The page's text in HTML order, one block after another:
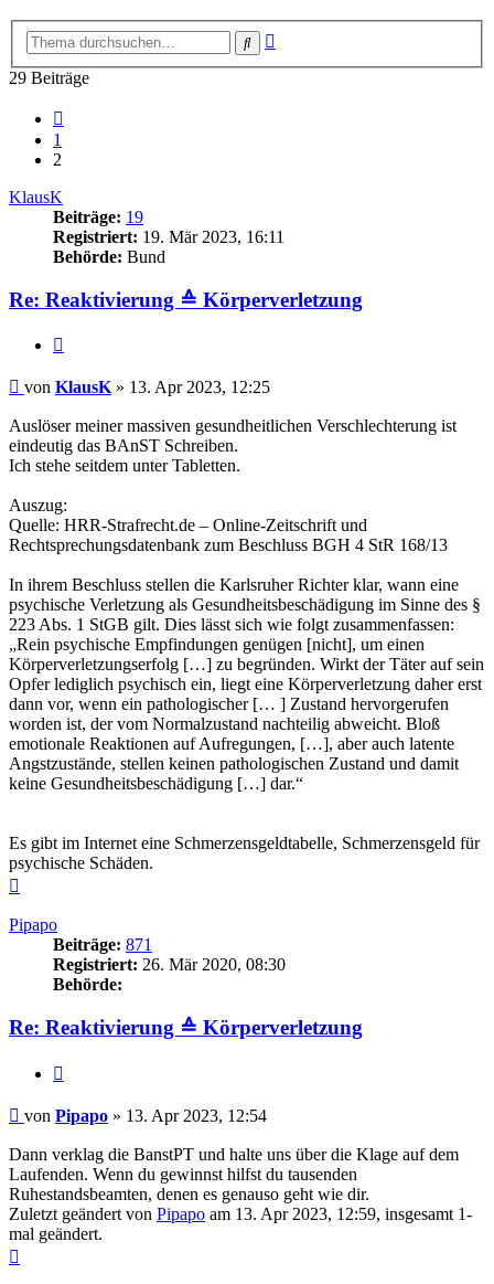
Suche
29 Beiträge
1
2
KlausK
Beiträge: 19
Registriert: 19. Mär 2023, 16:11
Behörde: Bund
Re: Reaktivierung ≙ Körperverletzung
Beitrag
von KlausK » 13. Apr 2023, 12:25
Auslöser meiner massiven gesundheitlichen Verschlechterung ist
eindeutig das BAnST Schreiben.
Ich stehe seitdem unter Tabletten.
Auszug:
Quelle: HRR-Strafrecht.de – Online-Zeitschrift und
Rechtsprechungsdatenbank zum Beschluss BGH 4 StR 168/13
In ihrem Beschluss stellen die Karlsruher Richter klar, wann eine
psychische Verletzung als Gesundheitsbeschädigung im Sinne des §
223 Abs. 1 StGB gilt. Dies lässt sich wie folgt zusammenfassen:
„Rein psychische Empfindungen genügen [nicht], um einen
Körperverletzungserfolg […] zu begründen. Wirkt der Täter auf sein
Opfer lediglich psychisch ein, liegt eine Körperverletzung daher erst
dann vor, wenn ein pathologischer [… ] Zustand hervorgerufen
worden ist, der vom Normalzustand nachteilig abweicht. Bloß
emotionale Reaktionen auf Aufregungen, […], aber auch latente
Angstzustände, stellen keinen pathologischen Zustand und damit
keine Gesundheitsbeschädigung […] dar.“
Es gibt im Internet eine Schmerzensgeldtabelle, Schmerzensgeld für
psychische Schäden.
Pipapo
Beiträge: 871
Registriert: 26. Mär 2020, 08:30
Behörde:
Re: Reaktivierung ≙ Körperverletzung
Beitrag
von Pipapo » 13. Apr 2023, 12:54
Dann verklag die BanstPT und halte uns über die Klage auf dem
Laufenden. Wenn du gewinnst hilfst du tausenden
Ruhestandsbeamten, denen es genauso geht wie dir.
Zuletzt geändert von Pipapo am 13. Apr 2023, 12:59, insgesamt 1-
mal geändert.